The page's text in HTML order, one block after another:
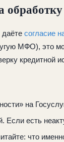
согласие
МФО), это
кредитной
на
Если есть
что